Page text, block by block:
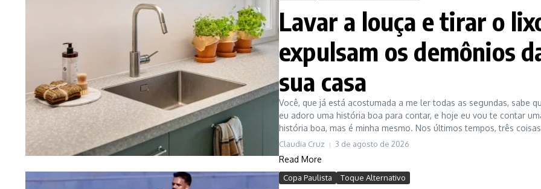
Lavar a louça e tirar o
expulsam os demônios
sua casa
Você, que já está acostumada a me ler todas as segundas, sabe
eu adoro uma história boa para contar, e hoje eu vou te contar
história boa, mas é minha mesmo. Nos últimos tempos, três
Claudia Cruz 3 de agosto de 2026
Read More
Copa Paulista Toque Alternativo